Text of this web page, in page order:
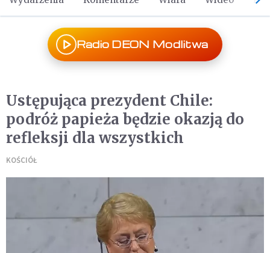
Radio DEON Modlitwa
Ustępująca prezydent Chile:
podróż papieża będzie okazją do
refleksji dla wszystkich
KOŚCIÓŁ